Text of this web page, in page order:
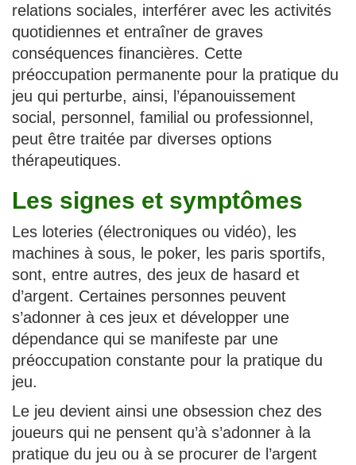
relations sociales, interférer avec les activités
quotidiennes et entraîner de graves
conséquences financières. Cette
préoccupation permanente pour la pratique du
jeu qui perturbe, ainsi, l’épanouissement
social, personnel, familial ou professionnel,
peut être traitée par diverses options
thérapeutiques.
Les signes et symptômes
Les loteries (électroniques ou vidéo), les
machines à sous, le poker, les paris sportifs,
sont, entre autres, des jeux de hasard et
d’argent. Certaines personnes peuvent
s’adonner à ces jeux et développer une
dépendance qui se manifeste par une
préoccupation constante pour la pratique du
jeu.
Le jeu devient ainsi une obsession chez des
joueurs qui ne pensent qu’à s’adonner à la
pratique du jeu ou à se procurer de l’argent